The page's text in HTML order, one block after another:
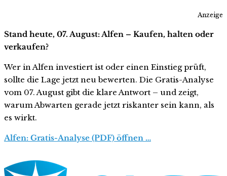
Anzeige
Stand heute, 07. August: Alfen – Kaufen, halten oder
verkaufen?
Wer in Alfen investiert ist oder einen Einstieg prüft,
sollte die Lage jetzt neu bewerten. Die Gratis-Analyse
vom 07. August gibt die klare Antwort – und zeigt,
warum Abwarten gerade jetzt riskanter sein kann, als
es wirkt.
Alfen: Gratis-Analyse (PDF) öffnen …